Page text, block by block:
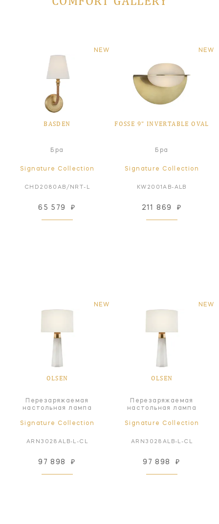
NEW
BASDEN
Бра
Signature Collection
CHD2080AB/NRT-L
65 579 ₽
NEW
FOSSE 9" INVERTABLE OVAL
Бра
Signature Collection
KW2001AB-ALB
211 869 ₽
NEW
OLSEN
Перезаряжаемая
настольная лампа
Signature Collection
ARN3028ALB-L-CL
97 898 ₽
NEW
OLSEN
Перезаряжаемая
настольная лампа
Signature Collection
ARN3028ALB-L-CL
97 898 ₽